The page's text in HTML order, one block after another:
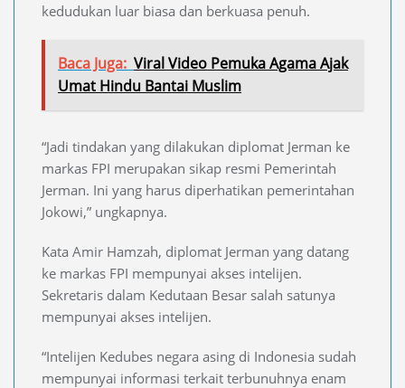
kedudukan luar biasa dan berkuasa penuh.
Baca Juga: Viral Video Pemuka Agama Ajak
Umat Hindu Bantai Muslim
“Jadi tindakan yang dilakukan diplomat Jerman ke
markas FPI merupakan sikap resmi Pemerintah
Jerman. Ini yang harus diperhatikan pemerintahan
Jokowi,” ungkapnya.
Kata Amir Hamzah, diplomat Jerman yang datang
ke markas FPI mempunyai akses intelijen.
Sekretaris dalam Kedutaan Besar salah satunya
mempunyai akses intelijen.
“Intelijen Kedubes negara asing di Indonesia sudah
mempunyai informasi terkait terbunuhnya enam